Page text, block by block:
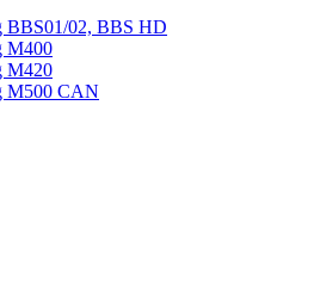
BBS01/02, BBS HD
M400
M420
M500 CAN